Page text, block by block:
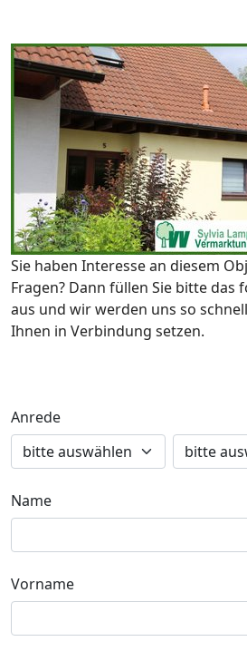
Sie haben Interesse an diesem
Fragen? Dann füllen Sie bitte das
aus und wir werden uns so
Ihnen in Verbindung setzen.
Anrede
Name
Vorname